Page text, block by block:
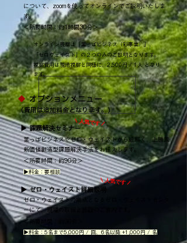
について、zoomを使ってオンラインでご説明いたしま
す。
＜所要時間：約1時間30分＞
オンライン視察は「葉っぱビジネス（彩事業​）」、
「ゼロウェイスト」の２つのみのご説明となります。
視察費用は現地視察と同様に、2,500円 / 1人 となり
ます。
◆ ​オプションメニュー
​（費用は追加料金となります。）
▶ 課題解決セミナー
​\ 人気です /
＜所要時間：約90分＞
葉っぱビジネスやゼロ・ウェイストから紐解く、上勝流
新価値創造型課題解決手法をお伝えします。
▶料金：要相談
▶ ゼロ・ウェイスト詳細説明
​\ 人気です /
ゼロ・ウェイストの拠点となるゼロ・ウェイストセンタ
ーにて、現場の取組と施設のご案内です。
＜所要時間：約30分＞
▶料金：5名まで5,000円 / 回、6名以降 +1,000円 / 名